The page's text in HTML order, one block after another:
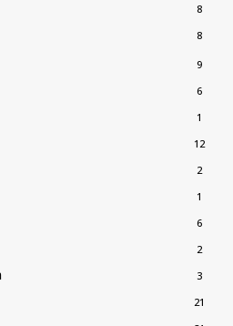
8
8
9
6
1
12
2
1
6
2
3
21